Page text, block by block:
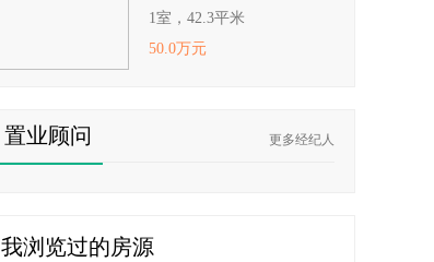
1室，42.3平米
50.0万元
置业顾问 更多经纪人
我浏览过的房源